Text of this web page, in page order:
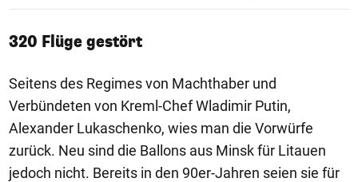
320 Flüge gestört
Seitens des Regimes von Machthaber und
Verbündeten von Kreml-Chef Wladimir Putin,
Alexander Lukaschenko, wies man die Vorwürfe
zurück. Neu sind die Ballons aus Minsk für Litauen
jedoch nicht. Bereits in den 90er-Jahren seien sie für